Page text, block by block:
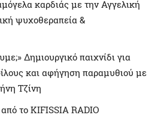
καρδιάς με την Αγγελική
ψυχοθεραπεία &
Δημιουργικό παιχνίδι για
και αφήγηση παραμυθιού με
Τζίνη
το KIFISSIA RADIO